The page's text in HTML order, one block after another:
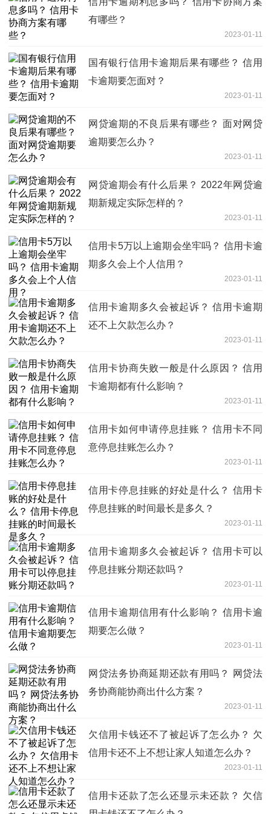
有哪些？
2023-01-11
国有银行信用卡逾期后果有哪些？ 信用
卡逾期要怎面对？
2023-01-11
网贷逾期的不良后果有哪些？ 面对网贷
逾期要怎么办？
2023-01-11
网贷逾期会有什么后果？ 2022年网贷逾
期新规定实际怎样的？
2023-01-11
信用卡5万以上逾期会坐牢吗？ 信用卡逾
期多久会上个人信用？
2023-01-11
信用卡逾期多久会被起诉？ 信用卡逾期
还不上欠款怎么办？
2023-01-11
信用卡协商失败一般是什么原因？ 信用
卡逾期都有什么影响？
2023-01-11
信用卡如何申请停息挂账？ 信用卡不同
意停息挂账怎么办？
2023-01-11
信用卡停息挂账的好处是什么？ 信用卡
停息挂账的时间最长是多久？
2023-01-11
信用卡逾期多久会被起诉？ 信用卡可以
停息挂账分期还款吗？
2023-01-11
信用卡逾期信用有什么影响？ 信用卡逾
期要怎么做？
2023-01-11
网贷法务协商延期还款有用吗？ 网贷法
务协商能协商出什么方案？
2023-01-11
欠信用卡钱还不了被起诉了怎么办？ 欠
信用卡还不上不想让家人知道怎么办？
2023-01-11
信用卡还款了怎么还显示未还款？ 欠信